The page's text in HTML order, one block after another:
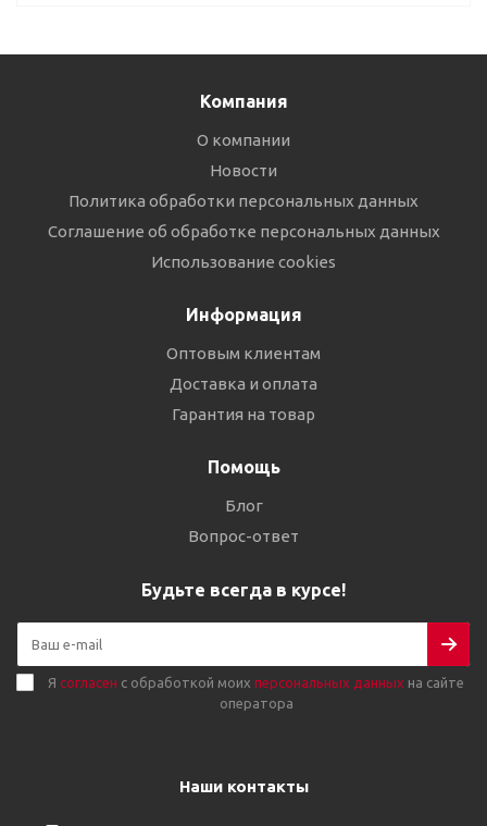
Компания
О компании
Новости
Политика обработки персональных данных
Соглашение об обработке персональных данных
Использование cookies
Информация
Оптовым клиентам
Доставка и оплата
Гарантия на товар
Помощь
Блог
Вопрос-ответ
Будьте всегда в курсе!
Я согласен с обработкой моих персональных данных на сайте
оператора
Наши контакты